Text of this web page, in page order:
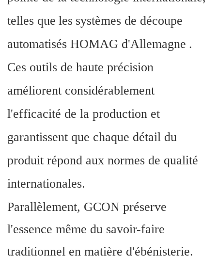
telles que les systèmes de découpe
automatisés HOMAG d'Allemagne .
Ces outils de haute précision
améliorent considérablement
l'efficacité de la production et
garantissent que chaque détail du
produit répond aux normes de qualité
internationales.
Parallèlement, GCON préserve
l'essence même du savoir-faire
traditionnel en matière d'ébénisterie.